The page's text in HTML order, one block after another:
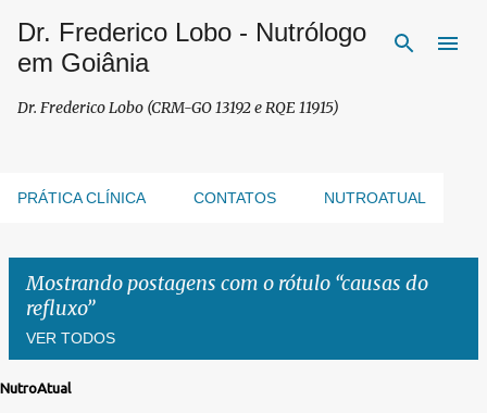
Pular para o conteúdo principal
Dr. Frederico Lobo - Nutrólogo
em Goiânia
Dr. Frederico Lobo (CRM-GO 13192 e RQE 11915)
PRÁTICA CLÍNICA CONTATOS NUTROATUAL
Mostrando postagens com o rótulo causas do
refluxo
VER TODOS
NutroAtual